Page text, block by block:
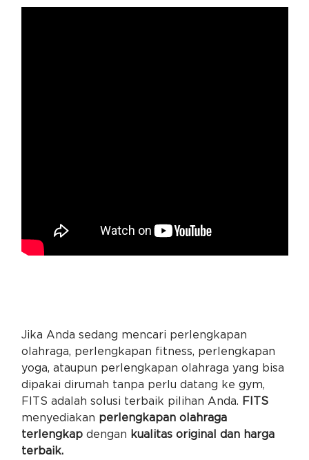
Jika Anda sedang mencari perlengkapan
olahraga, perlengkapan fitness, perlengkapan
yoga, ataupun perlengkapan olahraga yang bisa
dipakai dirumah tanpa perlu datang ke gym,
FITS adalah solusi terbaik pilihan Anda. FITS
menyediakan perlengkapan olahraga
terlengkapdengan kualitas original dan harga
terbaik.